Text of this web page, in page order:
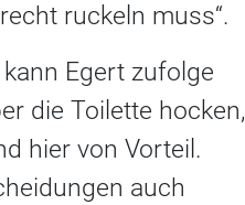
ruckeln muss“.
Egert zufolge
die Toilette hocken,
hier von Vorteil.
auch